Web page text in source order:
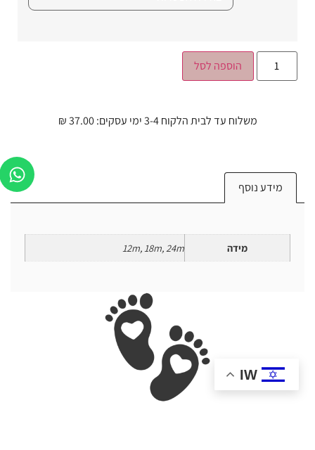
הוספה לסל
משלוח עד לבית הלקוח 3-4 ימי עסקים: 37.00 ₪
מידע נוסף
מידה 12m, 18m, 24m
IW